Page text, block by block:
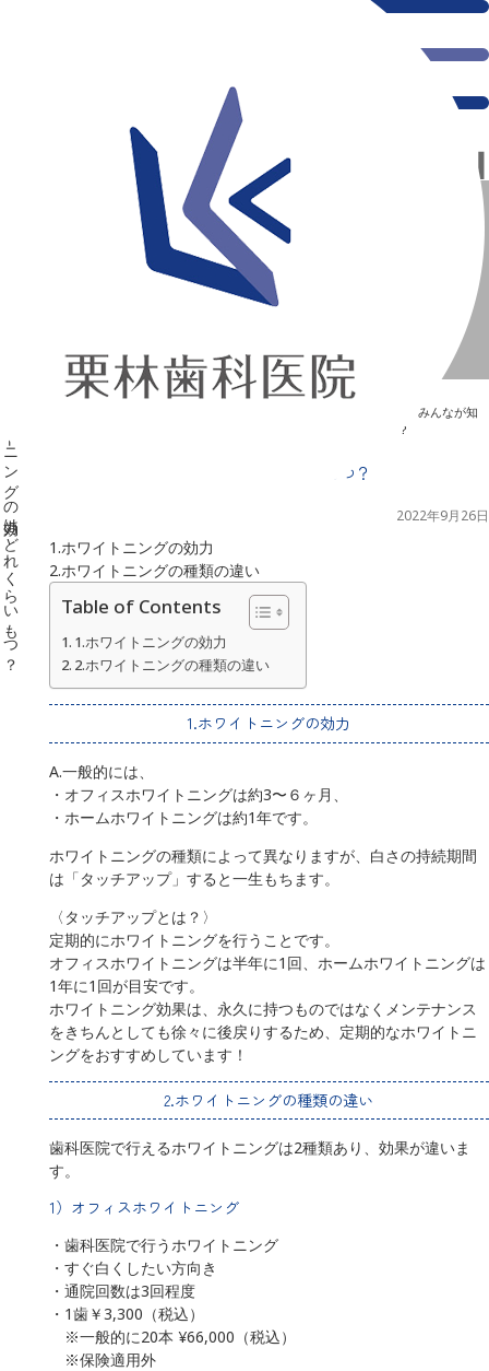
千葉県の新浦安にある歯医者｜Q.ホワイトニングの効力はどれくらいもつ？ Q.ホワイトニングの効力はどれくらいもつ？
みんなが知
Q.ホワイトニングの効力はどれくらいもつ？
Q.ホワイトニングの効力はどれくらいもつ？
2022年9月26日
1.ホワイトニングの効力
2.ホワイトニングの種類の違い
Table of Contents
1.ホワイトニングの効力
2.ホワイトニングの種類の違い
1.ホワイトニングの効力
A.一般的には、
・オフィスホワイトニングは約3〜６ヶ月、
・ホームホワイトニングは約1年です。
ホワイトニングの種類によって異なりますが、白さの持続期間
は「タッチアップ」すると一生もちます。
〈タッチアップとは？〉
定期的にホワイトニングを行うことです。
オフィスホワイトニングは半年に1回、ホームホワイトニングは
1年に1回が目安です。
ホワイトニング効果は、永久に持つものではなくメンテナンス
をきちんとしても徐々に後戻りするため、定期的なホワイトニ
ングをおすすめしています！
2.ホワイトニングの種類の違い
歯科医院で行えるホワイトニングは2種類あり、効果が違いま
す。
1）オフィスホワイトニング
・歯科医院で行うホワイトニング
・すぐ白くしたい方向き
・通院回数は3回程度
・1歯￥3,300（税込）
※一般的に20本 ¥66,000（税込）
※保険適用外